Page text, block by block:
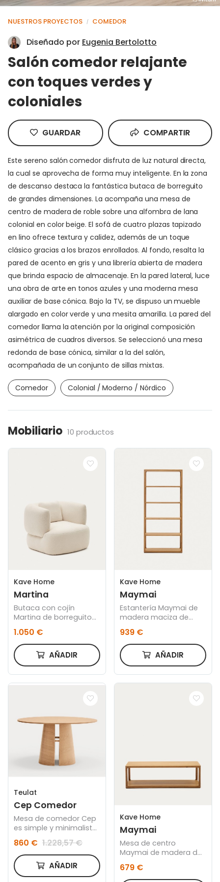
NUESTROS PROYECTOS / COMEDOR
Diseñado por Eugenia Bertolotto
Salón comedor relajante
con toques verdes y
coloniales
GUARDAR COMPARTIR
Este sereno salón comedor disfruta de luz natural directa,
la cual se aprovecha de forma muy inteligente. En la zona
de descanso destaca la fantástica butaca de borreguito
de grandes dimensiones. La acompaña una mesa de
centro de madera de roble sobre una alfombra de lana
colonial en color beige. El sofá de cuatro plazas tapizado
en lino ofrece textura y calidez, además de un toque
clásico gracias a los brazos enrollados. Al fondo, resalta la
pared de acento en gris y una librería abierta de madera
que brinda espacio de almacenaje. En la pared lateral, luce
una obra de arte en tonos azules y una moderna mesa
auxiliar de base cónica. Bajo la TV, se dispuso un mueble
alargado en color verde y una mesita amarilla. La pared del
comedor llama la atención por la original composición
asimétrica de cuadros diversos. Se seleccionó una mesa
redonda de base cónica, similar a la del salón,
acompañada de un conjunto de sillas mixtas.
Comedor Colonial / Moderno / Nórdico
Mobiliario 10 productos
Kave Home
Martina
Butaca con cojín
Martina de borreguito
1.050 €
AÑADIR
Kave Home
Maymai
Estantería Maymai de
madera maciza de
939 €
AÑADIR
Teulat
Cep Comedor
Mesa de comedor Cep
es simple y minimalista,
donde se ha buscado
sacar el máximo
rendimiento al proceso
de construcción de las
piezas: el curvado de
860 € 1.228,57 €
AÑADIR
Kave Home
Maymai
Mesa de centro
Maymai de madera de
679 €